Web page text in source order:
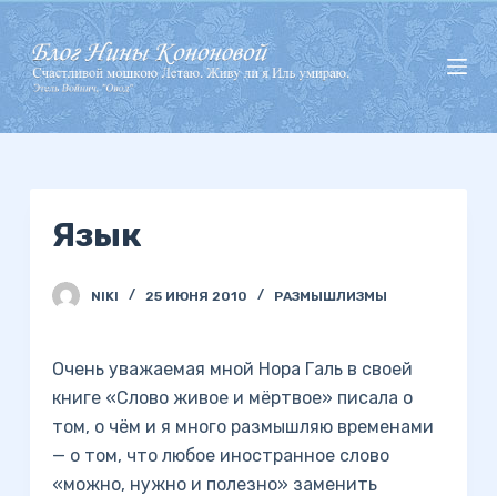
П
е
р
е
й
Язык
NIKI 25 ИЮНЯ 2010 РАЗМЫШЛИЗМЫ
Очень уважаемая мной Нора Галь в своей
книге «Слово живое и мёртвое» писала о
том, о чём и я много размышляю временами
— о том, что любое иностранное слово
«можно, нужно и полезно» заменить